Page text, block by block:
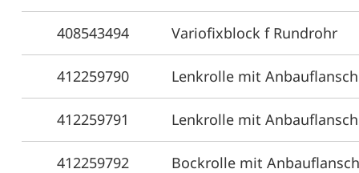
408543494 Variofixblock f Rundrohr
412259790 Lenkrolle mit
412259791 Lenkrolle mit
412259792 Bockrolle mit